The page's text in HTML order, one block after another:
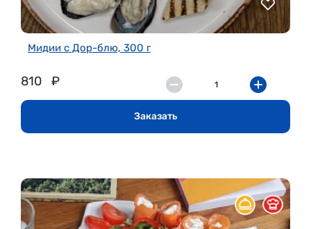
Мидии с Дор-блю, 300 г
810 ₽
Заказать